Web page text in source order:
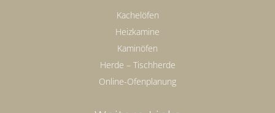
Kachelöfen
Heizkamine
Kaminöfen
Herde – Tischherde
Online-Ofenplanung